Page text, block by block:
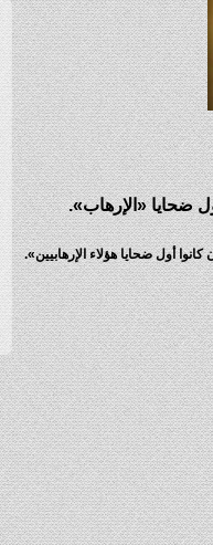
ضحايا «الإرهاب».
أول ضحايا هؤلاء الإرهابيين».